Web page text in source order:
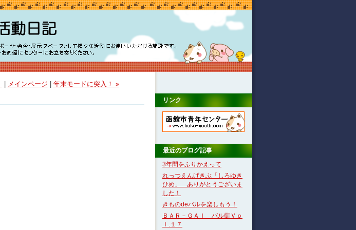
メインページ 年末モードに突入！ »
リンク
最近のブログ記事
3年間をふりかえって
れっつえんげきぶ「しろゆき
ひめ」 ありがとうございま
した！
きものdeバルを楽しもう！
ＢＡＲ－ＧＡＩ バル街Ｖｏ
ｌ.１７